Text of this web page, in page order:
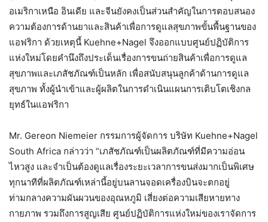
อเมริกาเหนือ อินเดีย และจีนยังคงเป็นส่วนสำคัญในการตอบสนอง
ความต้องการด้านยาและสินค้าเพื่อการดูแลสุขภาพขั้นพื้นฐานของ
แอฟริกา ด้วยเหตุนี้ Kuehne+Nagel จึงออกแบบศูนย์ปฏิบัติการ
แห่งใหม่โดยคำนึงถึงประเด็นเรื่องการขนถ่ายสินค้าเพื่อการดูแล
สุขภาพและเภสัชภัณฑ์เป็นหลัก เพื่อสนับสนุนลูกค้าด้านการดูแล
สุขภาพ ทั้งผู้นำเข้าและผู้ผลิตในการดำเนินแผนการเติบโตเชิงกล
ยุทธ์ในแอฟริกา
Mr. Gereon Niemeier กรรมการผู้จัดการ บริษัท Kuehne+Nagel
South Africa กล่าวว่า “เภสัชภัณฑ์เป็นผลิตภัณฑ์ที่มีความอ่อน
ไหวสูง และจำเป็นต้องดูแลเรื่องระยะเวลาการขนส่งมากเป็นพิเศษ
ทุกนาทีที่ผลิตภัณฑ์เหล่านี้อยู่บนลานจอดเครื่องบินจะตกอยู่
ท่ามกลางความผันผวนของอุณหภูมิ เสี่ยงต่อความเสียหายทาง
กายภาพ รวมถึงการสูญเสีย ศูนย์ปฏิบัติการแห่งใหม่ของเราจัดการ